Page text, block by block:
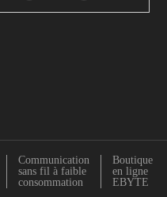
Communication
sans fil à faible
consommation
Boutique
en ligne
EBYTE